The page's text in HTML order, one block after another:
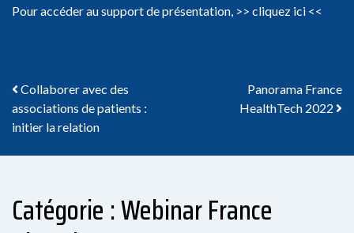
Pour accéder au support de présentation, >> cliquez ici <<
Navigation des articles
Collaborer avec des
associations de patients :
initier la relation
Panorama France
HealthTech 2022
Catégorie : Webinar France